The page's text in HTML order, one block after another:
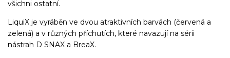
všichni ostatní.
LiquiX je vyráběn ve dvou atraktivních barvách (červená a
zelená) a v různých příchutích, které navazují na sérii
nástrah D SNAX a BreaX.